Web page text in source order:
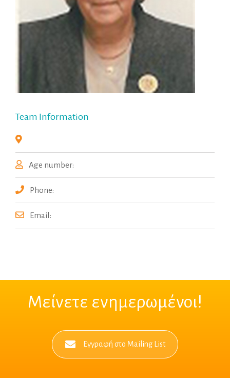
Team Information
Age number:
Phone:
Email:
Μείνετε ενημερωμένοι!
Εγγραφή στο Mailing List